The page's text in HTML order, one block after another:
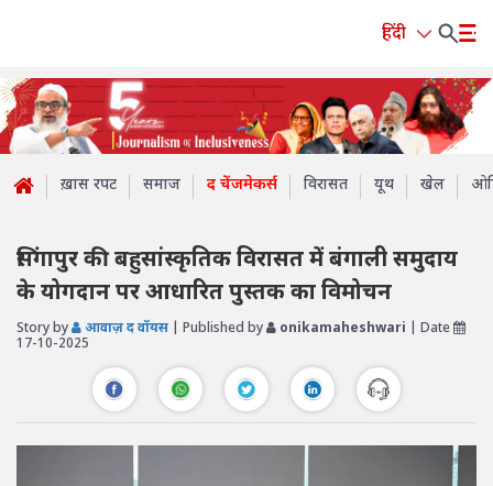
हिंदी
ख़ास रपट समाज द चेंजमेकर्स विरासत यूथ खेल
सिंगापुर की बहुसांस्कृतिक विरासत में बंगाली समुदाय
के योगदान पर आधारित पुस्तक का विमोचन
Story by आवाज़ द वॉयस | Published by onikamaheshwari | Date
17-10-2025